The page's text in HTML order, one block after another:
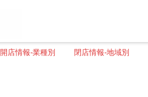
開店情報-業種別 閉店情報-地域別